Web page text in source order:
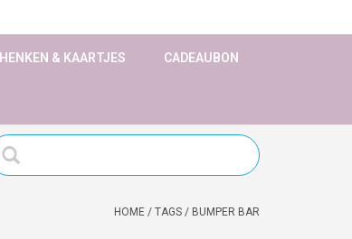
& KAARTJES CADEAUBON
HOME / TAGS / BUMPER BAR